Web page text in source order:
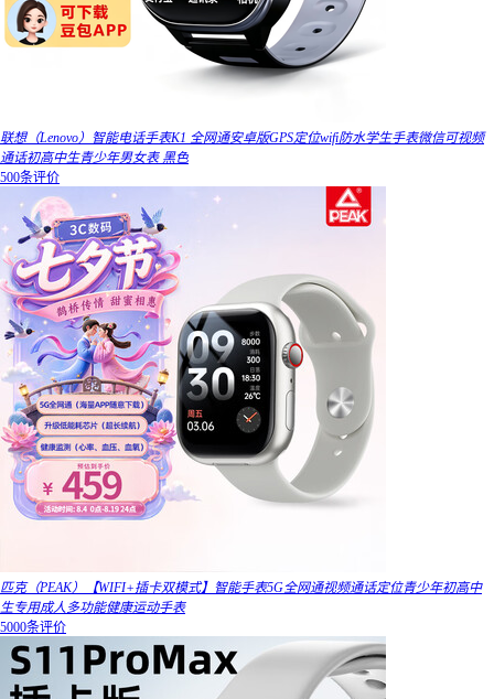
联想（Lenovo）智能电话手表K1 全网通安卓版GPS定位wifi防水学生手表微信可视频
通话初高中生青少年男女表 黑色
500条评价
匹克（PEAK）【WIFI+插卡双模式】智能手表5G全网通视频通话定位青少年初高中
生专用成人多功能健康运动手表
5000条评价